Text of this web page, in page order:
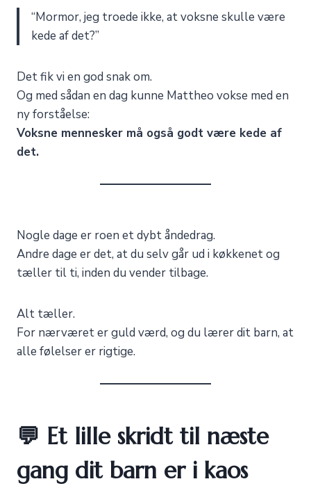
“Mormor, jeg troede ikke, at voksne skulle være
kede af det?”
Det fik vi en god snak om.
Og med sådan en dag kunne Mattheo vokse med en
ny forståelse:
Voksne mennesker må også godt være kede af
det.
Nogle dage er roen et dybt åndedrag.
Andre dage er det, at du selv går ud i køkkenet og
tæller til ti, inden du vender tilbage.
Alt tæller.
For nærværet er guld værd, og du lærer dit barn, at
alle følelser er rigtige.
💬 Et lille skridt til næste
gang dit barn er i kaos